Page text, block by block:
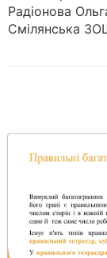
Радіонова
Смілянська